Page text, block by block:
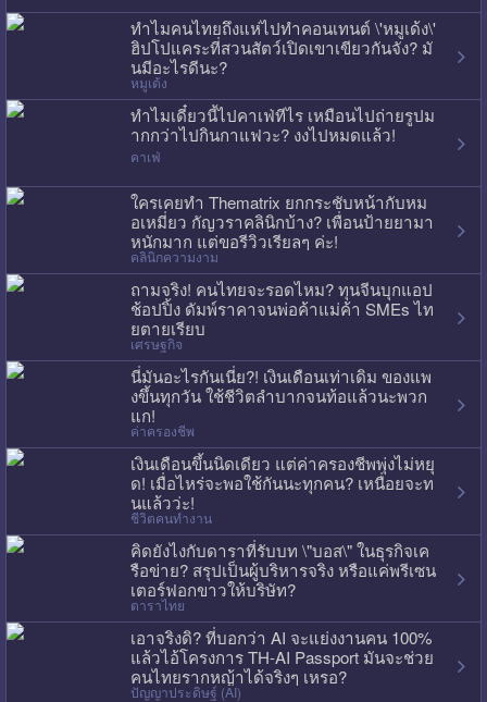
ทำไมคนไทยถึงแห่ไปทำคอนเทนต์ \'หมูเด้ง\'
ฮิปโปแคระที่สวนสัตว์เปิดเขาเขียวกันจัง? มั
นมีอะไรดีนะ?
หมูเด้ง
ทำไมเดี๋ยวนี้ไปคาเฟ่ทีไร เหมือนไปถ่ายรูปม
ากกว่าไปกินกาแฟวะ? งงไปหมดแล้ว!
คาเฟ่
ใครเคยทำ Thematrix ยกกระชับหน้ากับหม
อเหมี่ยว กัญวราคลินิกบ้าง? เพื่อนป้ายยามา
หนักมาก แต่ขอรีวิวเรียลๆ ค่ะ!
คลินิกความงาม
ถามจริง! คนไทยจะรอดไหม? ทุนจีนบุกแอป
ช้อปปิ้ง ดัมพ์ราคาจนพ่อค้าแม่ค้า SMEs ไท
ยตายเรียบ
เศรษฐกิจ
นี่มันอะไรกันเนี่ย?! เงินเดือนเท่าเดิม ของแพ
งขึ้นทุกวัน ใช้ชีวิตลำบากจนท้อแล้วนะพวก
แก!
ค่าครองชีพ
เงินเดือนขึ้นนิดเดียว แต่ค่าครองชีพพุ่งไม่หยุ
ด! เมื่อไหร่จะพอใช้กันนะทุกคน? เหนื่อยจะท
นแล้วว่ะ!
ชีวิตคนทำงาน
คิดยังไงกับดาราที่รับบท \"บอส\" ในธุรกิจเค
รือข่าย? สรุปเป็นผู้บริหารจริง หรือแค่พรีเซน
เตอร์ฟอกขาวให้บริษัท?
ดาราไทย
เอาจริงดิ? ที่บอกว่า AI จะแย่งงานคน 100%
แล้วไอ้โครงการ TH-AI Passport มันจะช่วย
คนไทยรากหญ้าได้จริงๆ เหรอ?
ปัญญาประดิษฐ์ (AI)